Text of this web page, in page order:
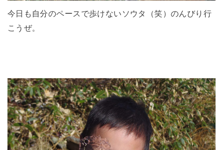
今日も自分のペースで歩けないソウタ（笑）のんびり行
こうぜ。